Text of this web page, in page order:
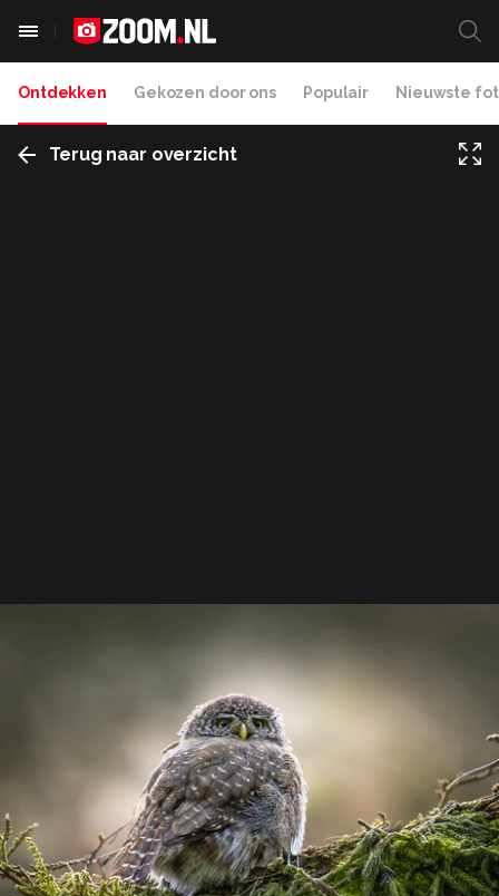
Ontdekken Gekozen door ons Populair Nieuwste
Terug naar overzicht